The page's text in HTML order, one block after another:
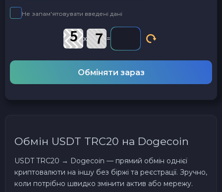
Не запам'ятовувати введені дані
x =
Обміняти зараз
Обмін USDT TRC20 на Dogecoin
USDT TRC20 → Dogecoin — прямий обмін однієї
криптовалюти на іншу без біржі та реєстрації. Зручно,
коли потрібно швидко змінити актив або мережу.